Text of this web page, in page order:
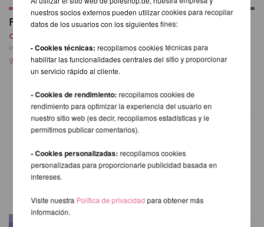
Firetoys Aerial Hoop
desde 221,85 EUR
incl. 20 % I.V.A. exkl.
gastos de envio
Bolsa de Aro Aéreo
59,50 EUR
incl. 20 % I.V.A. exkl.
OTROS PRODUCTOS DE LA
nuestros socios externos pueden utilizar cookies para recopilar
datos de los usuarios con los siguientes fines:
- Cookies técnicas:recopilamos cookies técnicas para
habilitar las funcionalidades centrales del sitio y proporcionar
un servicio rápido al cliente.
- Cookies de rendimiento: recopilamos cookies de
rendimiento para optimizar la experiencia del usuario en
nuestro sitio web (es decir, recopilamos estadísticas y le
permitimos publicar comentarios).
- Cookies personalizadas: recopilamos cookies
personalizadas para proporcionarle publicidad basada en
intereses.
Visite nuestra Política de privacidadpara obtener más
información.